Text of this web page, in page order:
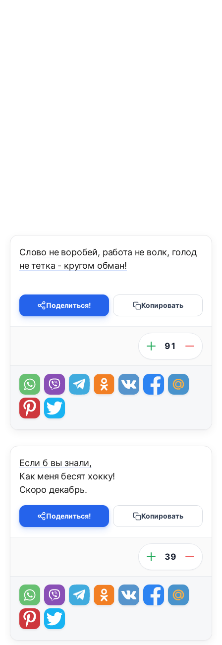
Слово не воробей, работа не волк, голод
не тетка - кругом обман!
Поделиться! Копировать
91
Если б вы знали,
Как меня бесят хокку!
Скоро декабрь.
Поделиться! Копировать
39